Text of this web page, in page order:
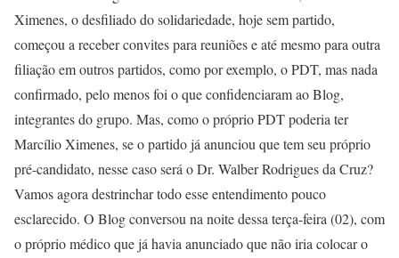
Ximenes, o desfiliado do solidariedade, hoje sem partido,
começou a receber convites para reuniões e até mesmo para outra
filiação em outros partidos, como por exemplo, o PDT, mas nada
confirmado, pelo menos foi o que confidenciaram ao Blog,
integrantes do grupo. Mas, como o próprio PDT poderia ter
Marcílio Ximenes, se o partido já anunciou que tem seu próprio
pré-candidato, nesse caso será o Dr. Walber Rodrigues da Cruz?
Vamos agora destrinchar todo esse entendimento pouco
esclarecido. O Blog conversou na noite dessa terça-feira (02), com
o próprio médico que já havia anunciado que não iria colocar o